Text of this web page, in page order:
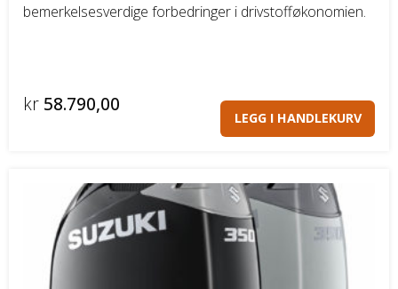
bemerkelsesverdige forbedringer i drivstofføkonomien.
kr 58.790,00
LEGG I HANDLEKURV